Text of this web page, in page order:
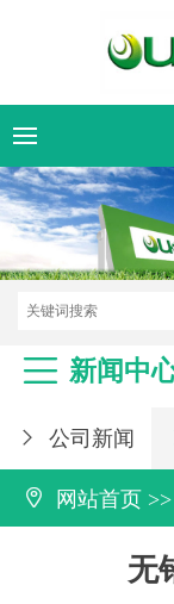
 新闻中
 公司新闻
 网站首页 >>
无